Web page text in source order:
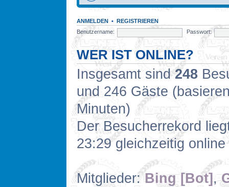
ANMELDEN • REGISTRIEREN
Benutzername:
Passwort:
WER IST ONLINE?
Insgesamt sind248
und 246 Gäste
Minuten)
Der Besucherrekord
23:29 gleichzeitig
Mitglieder:Bing [Bot],